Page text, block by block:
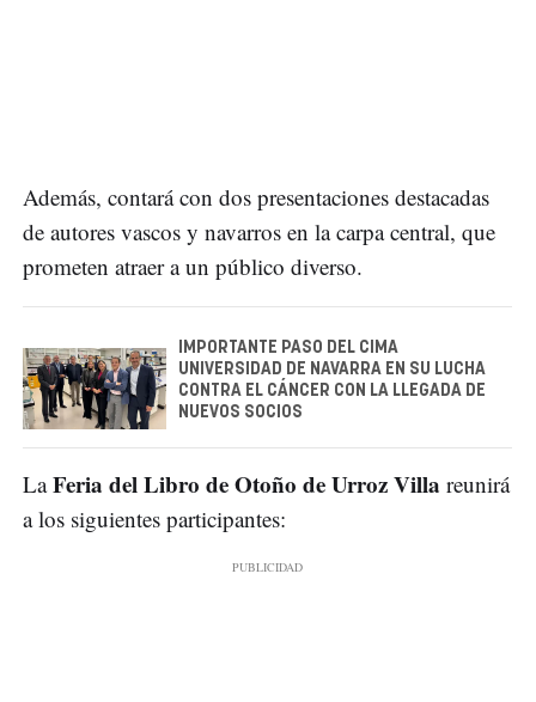
Además, contará con dos presentaciones destacadas
de autores vascos y navarros en la carpa central, que
prometen atraer a un público diverso.
IMPORTANTE PASO DEL CIMA
UNIVERSIDAD DE NAVARRA EN SU LUCHA
CONTRA EL CÁNCER CON LA LLEGADA DE
NUEVOS SOCIOS
LaFeria del Libro de Otoño de Urroz Villa reunirá
a los siguientes participantes: